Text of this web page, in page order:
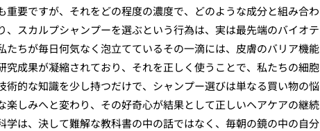
要ですが、それをどの程度の濃度で、どのような成分と組み合わ
スカルプシャンプーを選ぶという行為は、実は最先端のバイオテ
ちが毎日何気なく泡立てているその一滴には、皮膚のバリア機能
成果が凝縮されており、それを正しく使うことで、私たちの細胞
的な知識を少し持つだけで、シャンプー選びは単なる買い物の悩
しみへと変わり、その好奇心が結果として正しいヘアケアの継続
は、決して難解な教科書の中の話ではなく、毎朝の鏡の中の自分